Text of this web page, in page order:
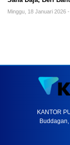
Minggu, 18 Januari 2026
KANTOR